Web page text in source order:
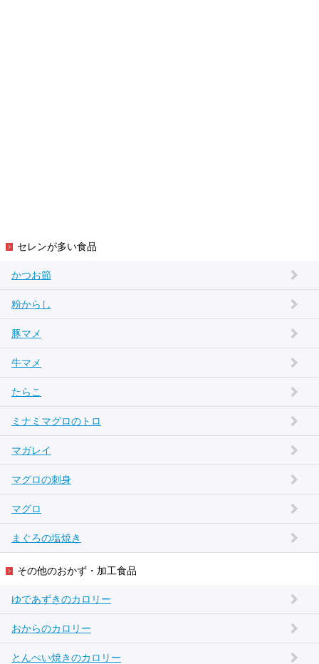
セレンが多い食品
かつお節
粉からし
豚マメ
牛マメ
たらこ
ミナミマグロのトロ
マガレイ
マグロの刺身
マグロ
まぐろの塩焼き
その他のおかず・加工食品
ゆであずきのカロリー
おからのカロリー
とんぺい焼きのカロリー